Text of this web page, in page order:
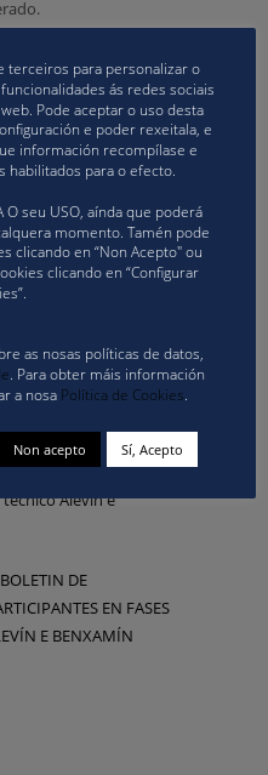
que non terá límite
un mínimo de 4
no caso de
mínimo de 3 e máximo
os clubes deberán
individuais para
mércores os
os definitivos das
técnicas aplicarase o
Alevín e
DE
EN FASES
E BENXAMÍN
terceiros para personalizar o
ás redes sociais
Pode aceptar o uso desta
e poder rexeitala, e
información recompílase e
habilitados para o efecto.
O seu USO, aínda que poderá
momento. Tamén pode
clicando en “Non Acepto" ou
clicando en “Configurar
as nosas políticas de datos,
. Para obter máis información
a nosa Política de Cookies.
Non acepto Sí, Acepto